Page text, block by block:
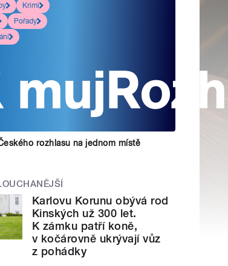
Krimi
Pořady
rozhlasu na jednom místě
Karlovu Korunu obývá rod
Kinských už 300 let.
K zámku patří koně,
v kočárovně ukrývají vůz
z pohádky